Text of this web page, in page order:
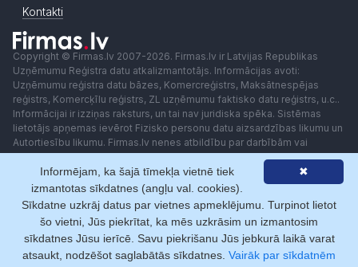
Kontakti
Copyright © Firmas.lv 2007-2026. Firmas.lv ir Latvijas Republikas
Uzņēmumu Reģistra datu atkalizmantotājs. Informācijas avoti:
Uzņēmumu reģistra datu bāzes, Komercreģistrs, Maksātnespējas
reģistrs, Komercķīlu reģistrs, ZL uzņēmumu faktisko datu reģistrs, u.c..
Informācijai ir izziņas raksturs, un tai nav juridiska spēka. Sistēmas
lietotājs apņemas ievērot Fizisko personu datu aizsardzības likumu un
Autortiesību likumu. Firmas.lv nenes atbildību par darbībām vai
lēmumiem, kas balstīti uz saņemto pakalpojumu. Lietotājam aizliegts
izmantot jebkādas automatizētas sistēmas vai iekārtas (robotus)
piekļuvei sistēmai bez rakstiskas saskaņošanas ar Firmas.lv. Galvenā
redaktore: Ingūna Pempere.
Lietošanas noteikumi
Privātuma politika Norēķini ar
✖
Informējam, ka šajā tīmekļa vietnē tiek
izmantotas sīkdatnes (angļu val. cookies).
Sīkdatne uzkrāj datus par vietnes apmeklējumu. Turpinot lietot
šo vietni, Jūs piekrītat, ka mēs uzkrāsim un izmantosim
sīkdatnes Jūsu ierīcē. Savu piekrišanu Jūs jebkurā laikā varat
atsaukt, nodzēšot saglabātās sīkdatnes. Vairāk par sīkdatnēm